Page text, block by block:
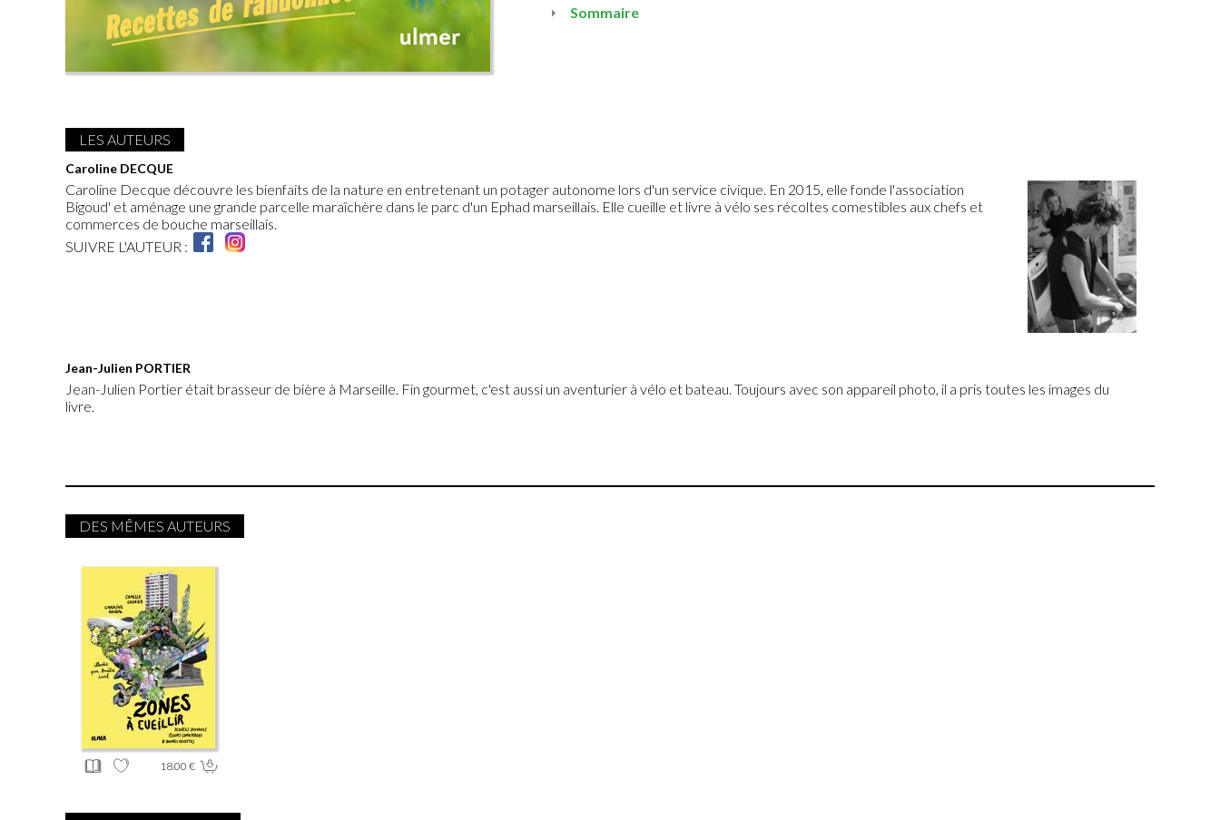
Sommaire
LES AUTEURS
Caroline DECQUE
Caroline Decque découvre les bienfaits de la nature en entretenant un potager autonome lors d'un service civique. En 2015, elle fonde l'association
Bigoud' et aménage une grande parcelle maraîchère dans le parc d'un Ephad marseillais. Elle cueille et livre à vélo ses récoltes comestibles aux chefs et
commerces de bouche marseillais.
SUIVRE L'AUTEUR :
Jean-Julien PORTIER
Jean-Julien Portier était brasseur de bière à Marseille. Fin gourmet, c'est aussi un aventurier à vélo et bateau. Toujours avec son appareil photo, il a pris toutes les images du
livre.
DES MÊMES AUTEURS
18.00 €